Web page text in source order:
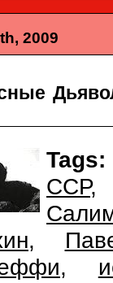
2009
Tags:
ССР
,
,